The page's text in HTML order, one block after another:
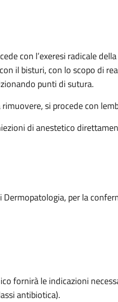
con l’exeresi radicale
il bisturi, con lo scopo di
punti di sutura.
si procede con
di anestetico
per la
fornirà le indicazioni
antibiotica).